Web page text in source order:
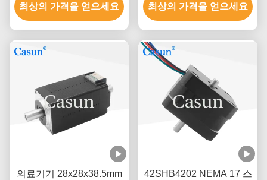
CNC 로봇
최상의 가격을 얻으세요
CNC 로봇
최상의 가격을 얻으세요
의료기기 28x28x38.5mm
42SHB4202 NEMA 17 스